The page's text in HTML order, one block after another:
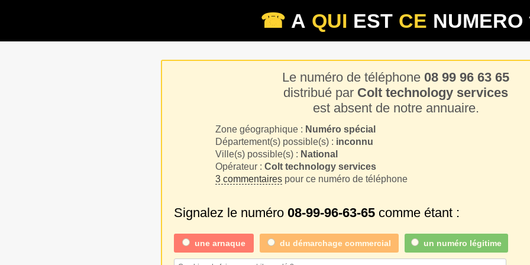
☎ A QUI EST CE NUMERO
Le numéro de téléphone 08 99 96 63 65
distribué par Colt technology services
est absent de notre annuaire.
Zone géographique : Numéro spécial
Département(s) possible(s) : inconnu
Ville(s) possible(s) : National
Opérateur : Colt technology services
3 commentairespour ce numéro de téléphone
Signalez le numéro 08-99-96-63-65 comme étant :
une arnaque du démarchage commercial un numéro légitime